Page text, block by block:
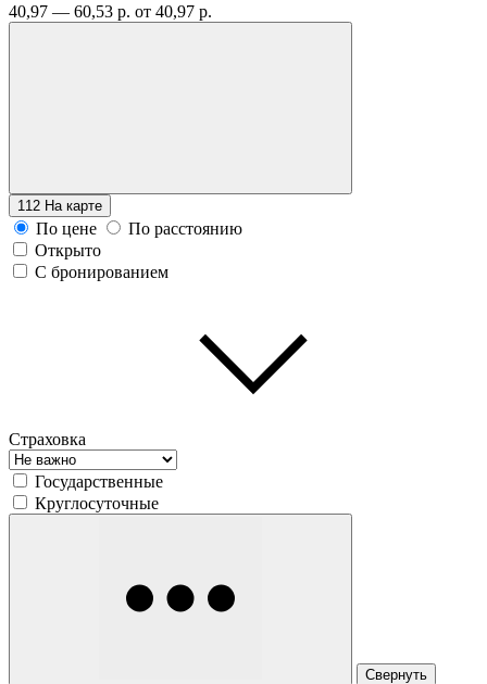
40,97 — 60,53 р. от 40,97 р.
112 На карте
По цене
По расстоянию
Открыто
С бронированием
Страховка
Государственные
Круглосуточные
Свернуть